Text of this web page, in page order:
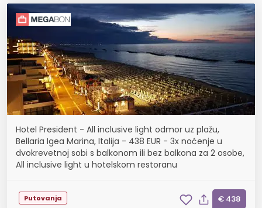
Hotel President - All inclusive light odmor uz plažu,
Bellaria Igea Marina, Italija - 438 EUR - 3x noćenje u
dvokrevetnoj sobi s balkonom ili bez balkona za 2 osobe,
All inclusive light u hotelskom restoranu
Putovanja € 438